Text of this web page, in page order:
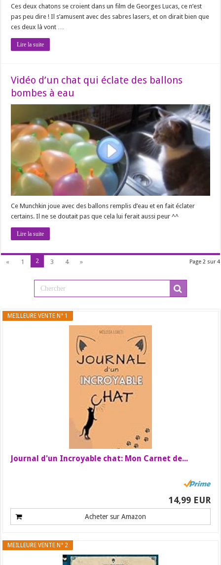
Ces deux chatons se croient dans un film de Georges Lucas, ce n’est
pas peu dire ! Il s’amusent avec des sabres lasers, et on dirait bien que
ces deux là vont …
Lire la suite
Vidéo d’un chat qui éclate des ballons
bombes à eau
Ce Munchkin joue avec des ballons remplis d’eau et en fait éclater
certains. Il ne se doutait pas que cela lui ferait aussi peur ^^
Lire la suite
Page 2 sur 4
« 1 2 3 4 »
MEILLEURE VENTE N° 1
Journal d'un Incroyable chat: Mon Carnet de...
14,99 EUR
Acheter sur Amazon
MEILLEURE VENTE N° 2